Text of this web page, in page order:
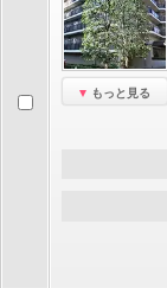
もっと見る